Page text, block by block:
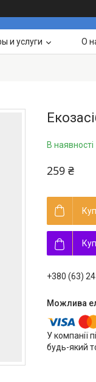
и услуги О
В наявності
259 ₴
+380 (63)
У компанії
будь-який